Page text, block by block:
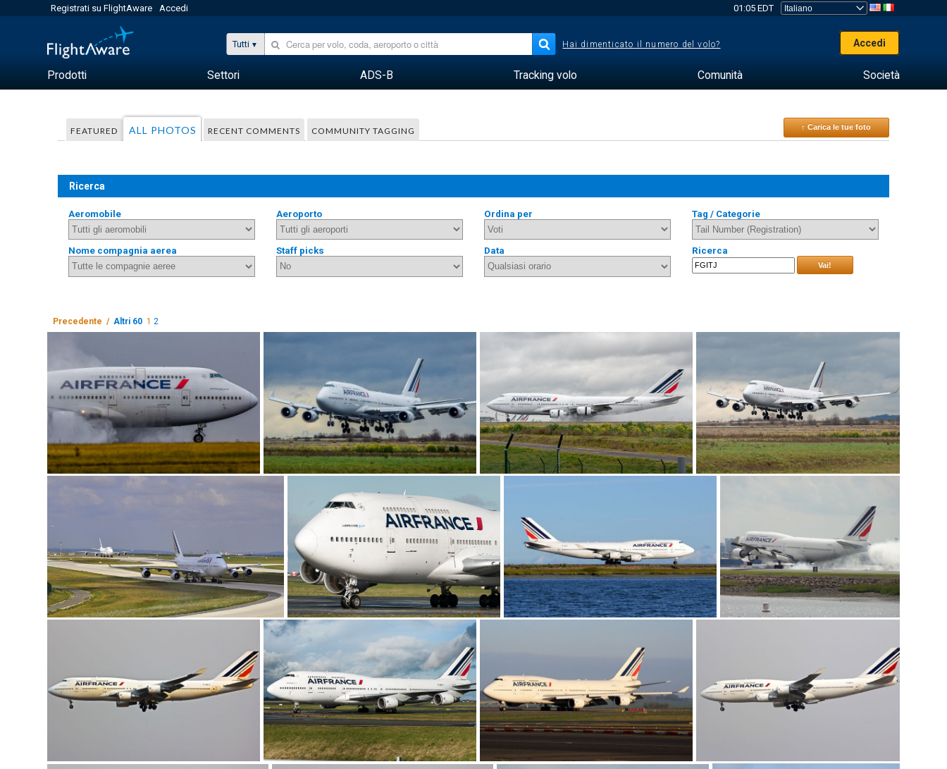
Registrati su FlightAware Accedi 01:05 EDT
Tutti Hai dimenticato il numero del volo? Accedi
Prodotti Settori ADS-B Tracking volo Comunità Società
FEATURED ALL PHOTOS RECENT COMMENTS COMMUNITY TAGGING ↑ Carica le tue foto
Ricerca
Aeromobile Aeroporto Ordina per Tag / Categorie
Nome compagnia aerea Staff picks Data Ricerca
Vai!
Precedente / Altri 60 1 2